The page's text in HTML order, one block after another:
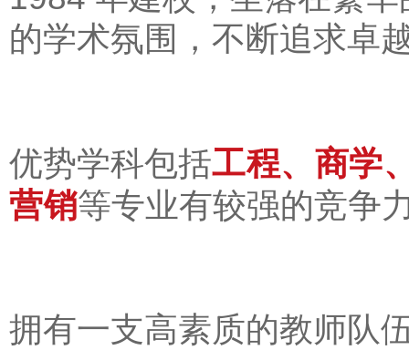
的学术氛围，不断追求卓
优势学科包括工程、商学
营销等专业有较强的竞争
拥有一支高素质的教师队